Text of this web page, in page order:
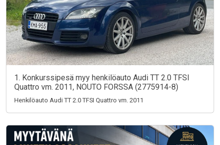
1. Konkurssipesä myy henkilöauto Audi TT 2.0 TFSI
Quattro vm. 2011, NOUTO FORSSA (2775914-8)
Henkilöauto Audi TT 2.0 TFSI Quattro vm. 2011